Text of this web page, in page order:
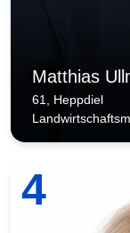
Matthias
61, Heppdiel
4